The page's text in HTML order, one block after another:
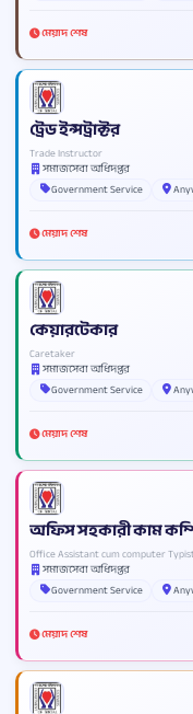
মেয়াদ শেষ
ট্রেড ইন্সট্রাক্টর
Trade Instructor
সমাজসেবা অধিদপ্তর
Government Service
মেয়াদ শেষ
কেয়ারটেকার
Caretaker
সমাজসেবা অধিদপ্তর
Government Service
মেয়াদ শেষ
অফিস সহকারী কাম
Office Assistant cum computer
সমাজসেবা অধিদপ্তর
Government Service
মেয়াদ শেষ